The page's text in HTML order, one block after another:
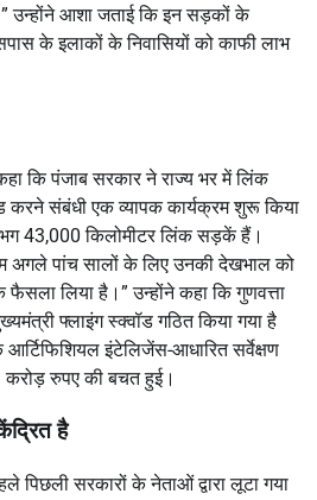
उन्होंने आशा जताई कि इन सड़कों के
के इलाकों के निवासियों को काफी लाभ
कि पंजाब सरकार ने राज्य भर में लिंक
संबंधी एक व्यापक कार्यक्रम शुरू किया
43,000 किलोमीटर लिंक सड़कें हैं।
अगले पांच सालों के लिए उनकी देखभाल को
फैसला लिया है।” उन्होंने कहा कि गुणवत्ता
फ्लाइंग स्क्वॉड गठित किया गया है
इंटेलिजेंस-आधारित सर्वेक्षण
रुपए की बचत हुई।
है
पिछली सरकारों के नेताओं द्वारा लूटा गया